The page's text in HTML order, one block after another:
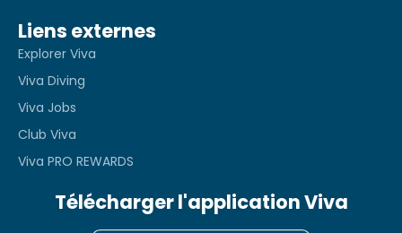
Liens externes
Explorer Viva
Viva Diving
Viva Jobs
Club Viva
Viva PRO REWARDS
Télécharger l'application Viva